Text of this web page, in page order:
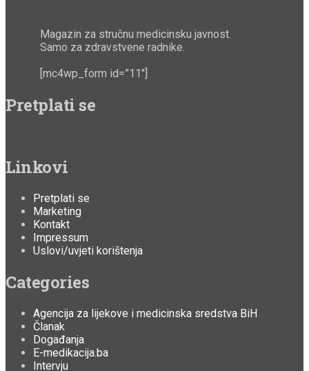
Magazin za stručnu medicinsku javnost.
Samo za zdravstvene radnike.
[mc4wp_form id=”11″]
Pretplati se
Linkovi
Pretplati se
Marketing
Kontakt
Impressum
Uslovi/uvjeti korištenja
Categories
Agencija za lijekove i medicinska sredstva BiH
Članak
Događanja
E-medikacija.ba
Intervju